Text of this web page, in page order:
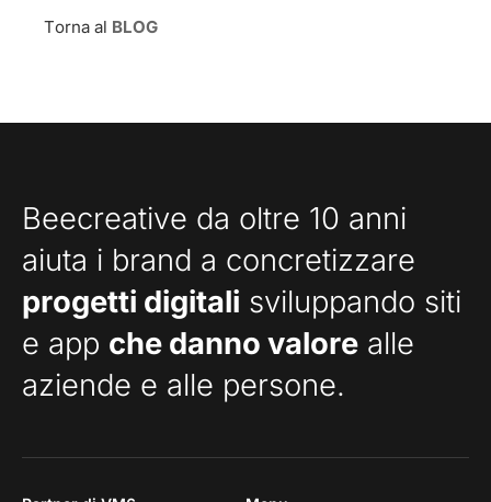
Torna al BLOG
Beecreative da oltre 10 anni
aiuta i brand a concretizzare
progetti digitali sviluppando siti
e app che danno valore alle
aziende e alle persone.